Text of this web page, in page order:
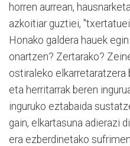
horren aurrean,
azkoitiar guztiei,
Honako galdera hauek
onartzen? Zertarako?
ostiraleko elkarretaratzera
eta herritarrak beren
inguruko eztabaida
gain, elkartasuna adierazi
era ezberdinetako